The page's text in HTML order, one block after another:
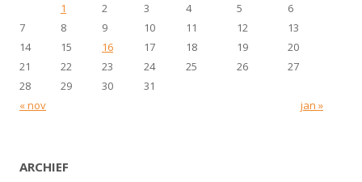
« nov jan »
1 2 3 4 5
6
7
8 9 10 11 12
13
14
15 16 17 18 19
20
21
22 23 24 25 26
27
28
29 30 31
ARCHIEF